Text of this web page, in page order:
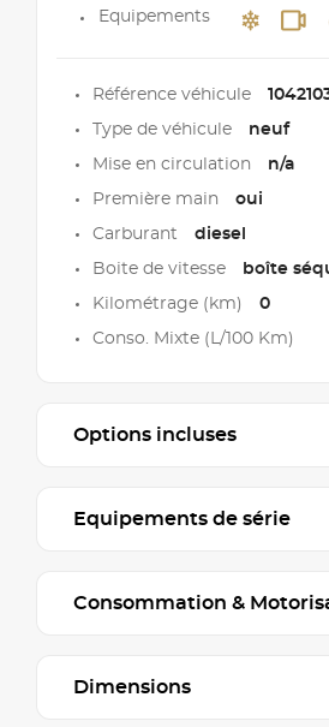
Equipements
Référence véhicule
Type de véhicule neuf
Mise en circulation n/a
Première main oui
Carburant diesel
Boite de vitesse boîte
Kilométrage (km) 0
Conso. Mixte (L/100 Km)
Options incluses
Equipements de série
Consommation &
Dimensions